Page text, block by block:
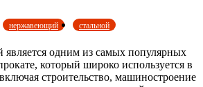
нержавеющий стальной
является одним из самых популярных
который широко используется в
строительство, машиностроение